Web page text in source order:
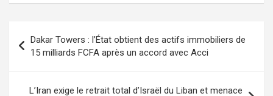
Dakar Towers : l’État obtient des actifs immobiliers de
15 milliards FCFA après un accord avec Acci
L’Iran exige le retrait total d’Israël du Liban et menace